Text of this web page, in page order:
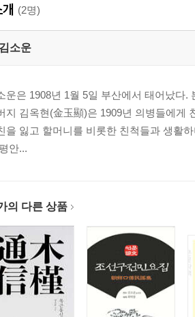
(2명)
김소운
운은 1908년 1월 5일 부산에서 태어났다
지 김옥현(金玉顯)은 1909년 의병들에게
을 잃고 할머니를 비롯한 친척들과 생활
안...
의 다른 상품